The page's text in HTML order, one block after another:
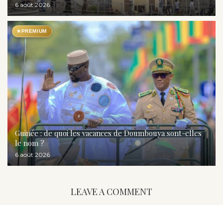
6 août 2026
★PREMIUM
Guinée : de quoi les vacances de Doumbouya sont-elles
le nom ?
6 août 2026
LEAVE A COMMENT